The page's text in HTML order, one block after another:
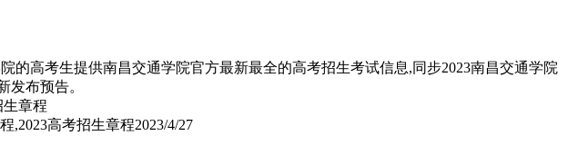
的高考生提供南昌交通学院官方最新最全的高考招生考试信息,同步2023南昌交通学院
发布预告。
,2023高考招生章程2023/4/27